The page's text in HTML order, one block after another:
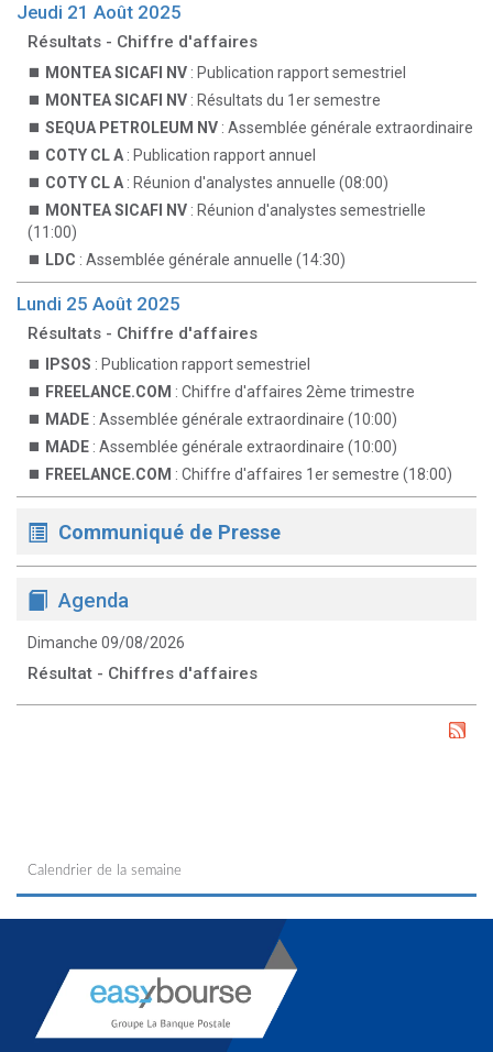
Jeudi 21 Août 2025
Résultats - Chiffre d'affaires
MONTEA SICAFI NV : Publication rapport semestriel
MONTEA SICAFI NV : Résultats du 1er semestre
SEQUA PETROLEUM NV : Assemblée générale extraordinaire
COTY CL A : Publication rapport annuel
COTY CL A : Réunion d'analystes annuelle (08:00)
MONTEA SICAFI NV : Réunion d'analystes semestrielle
(11:00)
LDC : Assemblée générale annuelle (14:30)
Lundi 25 Août 2025
Résultats - Chiffre d'affaires
IPSOS : Publication rapport semestriel
FREELANCE.COM : Chiffre d'affaires 2ème trimestre
MADE : Assemblée générale extraordinaire (10:00)
MADE : Assemblée générale extraordinaire (10:00)
FREELANCE.COM : Chiffre d'affaires 1er semestre (18:00)
Communiqué de Presse
Agenda
Dimanche 09/08/2026
Résultat - Chiffres d'affaires
Calendrier de la semaine